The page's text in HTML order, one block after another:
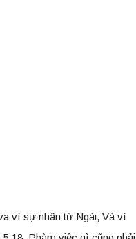
vì sự nhân từ Ngài, Và vì